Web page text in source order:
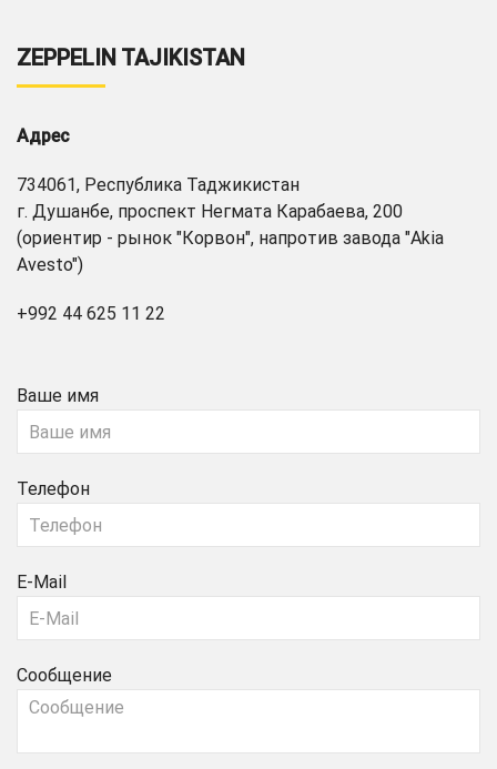
ZEPPELIN TAJIKISTAN
Адрес
734061, Республика Таджикистан
г. Душанбе, проспект Негмата Карабаева, 200
(ориентир - рынок "Корвон", напротив завода "Akia
Avesto")
+992 44 625 11 22
Ваше имя
Телефон
E-Mail
Сообщение